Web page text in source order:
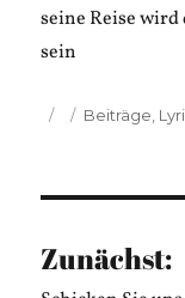
seine Reise
sein
Veröffentlicht
Kategorien
Beiträge
Zunächst: